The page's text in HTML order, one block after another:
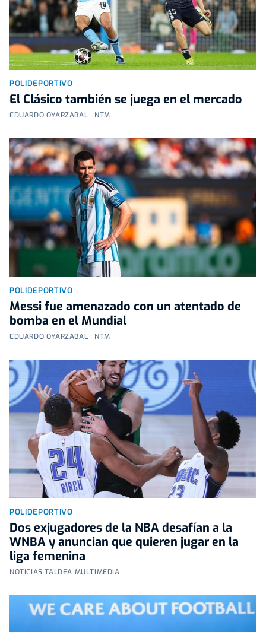
POLIDEPORTIVO
El Clásico también se juega en el mercado
EDUARDO OYARZABAL | NTM
POLIDEPORTIVO
Messi fue amenazado con un atentado de
bomba en el Mundial
EDUARDO OYARZABAL | NTM
POLIDEPORTIVO
Dos exjugadores de la NBA desafían a la
WNBA y anuncian que quieren jugar en la
liga femenina
NOTICIAS TALDEA MULTIMEDIA